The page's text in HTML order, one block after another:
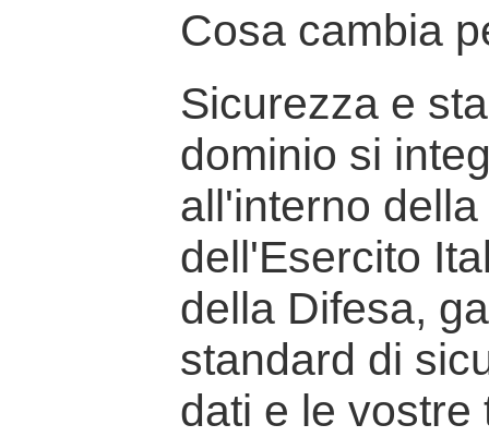
Cosa cambia
Sicurezza e
dominio si
all'interno
dell'Esercito
della Difesa,
standard di
dati e le vostre